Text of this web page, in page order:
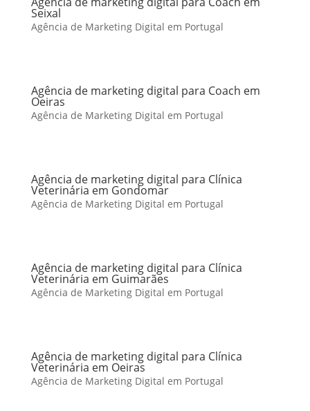
Seixal
Agência de Marketing Digital em Portugal
Agência de marketing digital para Coach em
Oeiras
Agência de Marketing Digital em Portugal
Agência de marketing digital para Clínica
Veterinária em Gondomar
Agência de Marketing Digital em Portugal
Agência de marketing digital para Clínica
Veterinária em Guimarães
Agência de Marketing Digital em Portugal
Agência de marketing digital para Clínica
Veterinária em Oeiras
Agência de Marketing Digital em Portugal